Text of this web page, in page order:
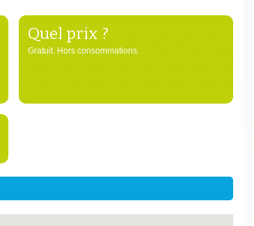
Quel prix ?
Gratuit. Hors consommations.